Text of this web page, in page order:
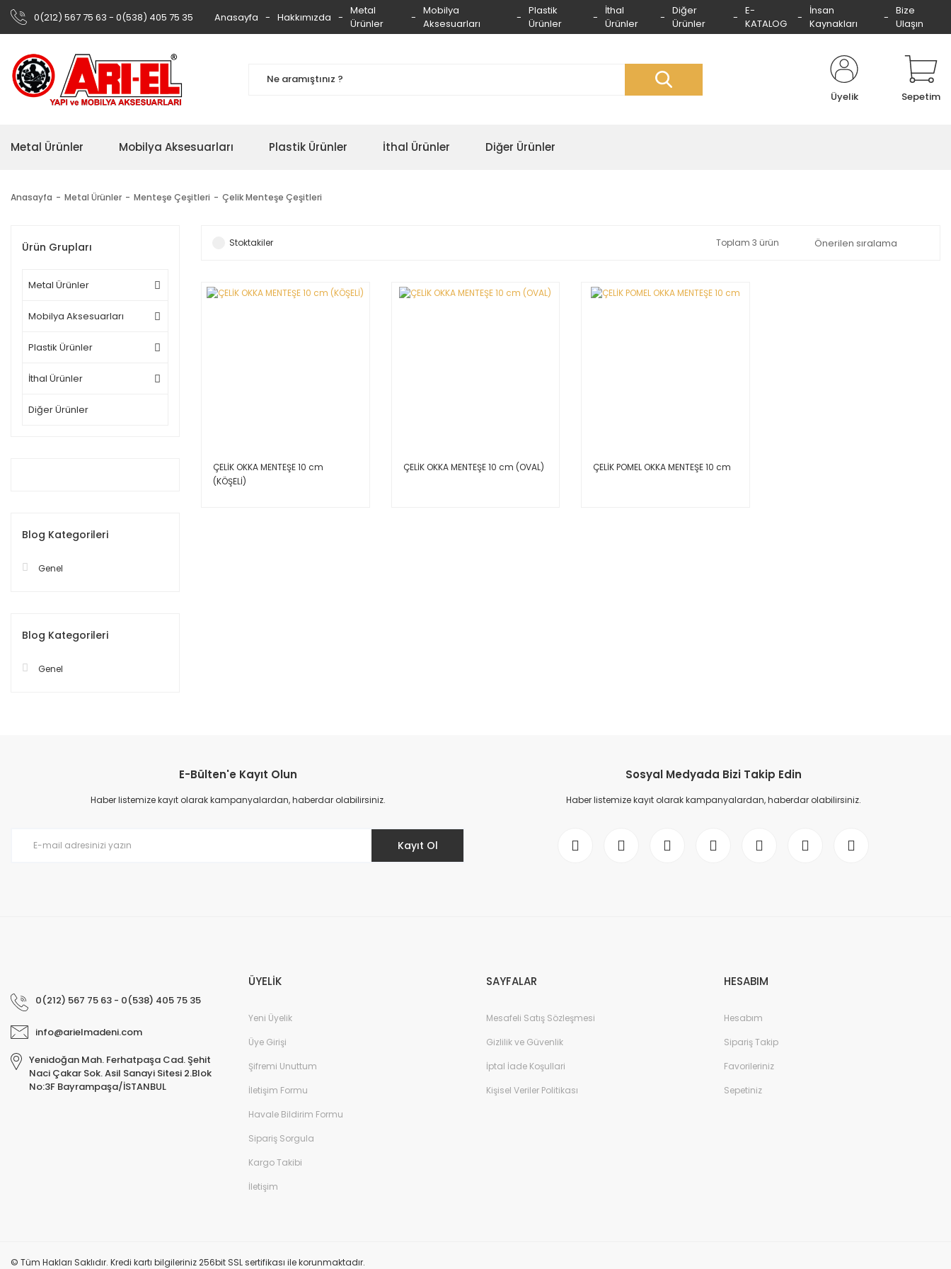
0(212) 567 75 63 - 0(538) 405 75 35 Anasayfa Hakkımızda
Metal
Ürünler
Mobilya
Aksesuarları
Plastik
Ürünler
İthal
Ürünler
Diğer
Ürünler
E-
KATALOG
İnsan
Kaynakları
Bize
Ulaşın
Üyelik Sepetim
Metal Ürünler Mobilya Aksesuarları Plastik Ürünler İthal Ürünler Diğer Ürünler
Anasayfa Metal Ürünler Menteşe Çeşitleri Çelik Menteşe Çeşitleri
Ürün Grupları
Metal Ürünler
Mobilya Aksesuarları
Plastik Ürünler
İthal Ürünler
Diğer Ürünler
Blog Kategorileri
Genel
Blog Kategorileri
Genel
Stoktakiler Toplam 3 ürün
ÇELİK OKKA MENTEŞE 10 cm
(KÖŞELİ)
ÇELİK OKKA MENTEŞE 10 cm (OVAL) ÇELİK POMEL OKKA MENTEŞE 10 cm
E-Bülten'e Kayıt Olun
Haber listemize kayıt olarak kampanyalardan, haberdar olabilirsiniz.
Kayıt Ol
Sosyal Medyada Bizi Takip Edin
Haber listemize kayıt olarak kampanyalardan, haberdar olabilirsiniz.
0(212) 567 75 63 - 0(538) 405 75 35
info@arielmadeni.com
Yenidoğan Mah. Ferhatpaşa Cad. Şehit
Naci Çakar Sok. Asil Sanayi Sitesi 2.Blok
No:3F Bayrampaşa/İSTANBUL
ÜYELİK
Yeni Üyelik
Üye Girişi
Şifremi Unuttum
İletişim Formu
Havale Bildirim Formu
Sipariş Sorgula
Kargo Takibi
İletişim
SAYFALAR
Mesafeli Satış Sözleşmesi
Gizlilik ve Güvenlik
İptal İade Koşullari
Kişisel Veriler Politikası
HESABIM
Hesabım
Sipariş Takip
Favorileriniz
Sepetiniz
© Tüm Hakları Saklıdır. Kredi kartı bilgileriniz 256bit SSL sertifikası ile korunmaktadır.